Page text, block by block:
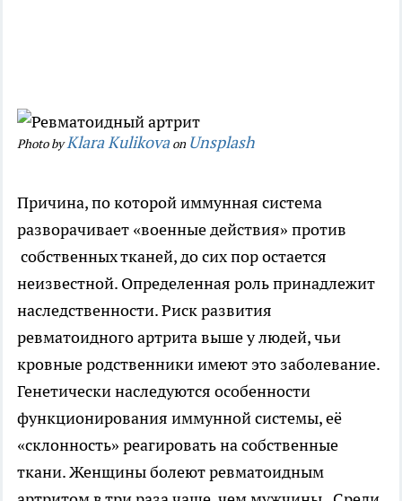
Photo byKlara Kulikovaon Unsplash
Причина, по которой иммунная система
разворачивает «военные действия» против
собственных тканей, до сих пор остается
неизвестной. Определенная роль принадлежит
наследственности. Риск развития
ревматоидного артрита выше у людей, чьи
кровные родственники имеют это заболевание.
Генетически наследуются особенности
функционирования иммунной системы, её
«склонность» реагировать на собственные
ткани. Женщины болеют ревматоидным